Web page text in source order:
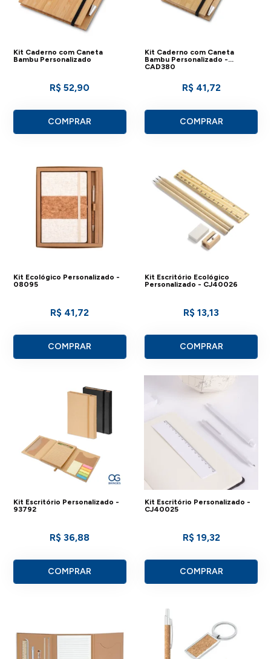
Kit Caderno com Caneta
Bambu Personalizado
R$ 52,90
COMPRAR
Kit Caderno com Caneta
Bambu Personalizado -
CAD380
R$ 41,72
COMPRAR
Kit Ecológico Personalizado -
08095
R$ 41,72
COMPRAR
Kit Escritório Ecológico
Personalizado - CJ40026
R$ 13,13
COMPRAR
Kit Escritório Personalizado -
93792
R$ 36,88
COMPRAR
Kit Escritório Personalizado -
CJ40025
R$ 19,32
COMPRAR